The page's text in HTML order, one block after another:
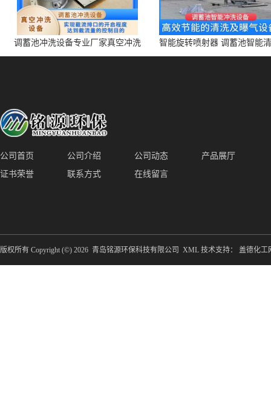
调蓄池冲洗设备专业厂家真空冲洗
装置厂家青岛铭源环保减少堵塞设
智能旋转喷射器 调蓄池智能
点对点面对面旋转清洗
公司首页 公司介绍 公司动态
产品展厅
证书荣誉
联系方式 在线留言
版权所有 Copyright (©) 2026 青岛铭源环保科技有限公司 XML 技术支持： 盖德化工